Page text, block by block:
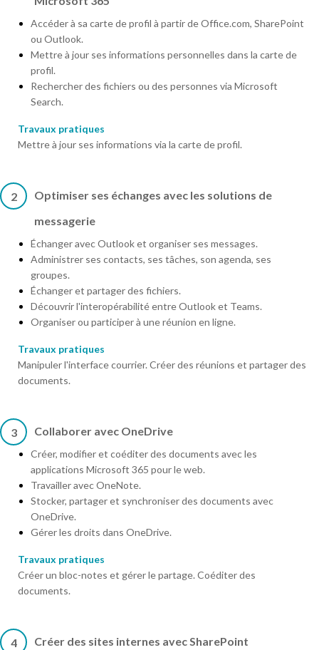
Accéder à sa carte de profil à partir de Office.com, SharePoint
ou Outlook.
Mettre à jour ses informations personnelles dans la carte de
profil.
Rechercher des fichiers ou des personnes via Microsoft
Search.
Travaux pratiques
Mettre à jour ses informations via la carte de profil.
2
Optimiser ses échanges avec les solutions de
messagerie
Échanger avec Outlook et organiser ses messages.
Administrer ses contacts, ses tâches, son agenda, ses
groupes.
Échanger et partager des fichiers.
Découvrir l'interopérabilité entre Outlook et Teams.
Organiser ou participer à une réunion en ligne.
Travaux pratiques
Manipuler l'interface courrier. Créer des réunions et partager des
documents.
3 Collaborer avec OneDrive
Créer, modifier et coéditer des documents avec les
applications Microsoft 365 pour le web.
Travailler avec OneNote.
Stocker, partager et synchroniser des documents avec
OneDrive.
Gérer les droits dans OneDrive.
Travaux pratiques
Créer un bloc-notes et gérer le partage. Coéditer des
documents.
4 Créer des sites internes avec SharePoint